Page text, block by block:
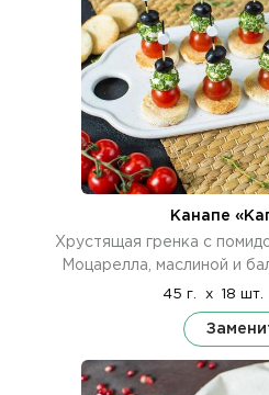
Канапе
Хрустящая гренка с
Моцарелла, маслиной и
45 г. x 18 шт.